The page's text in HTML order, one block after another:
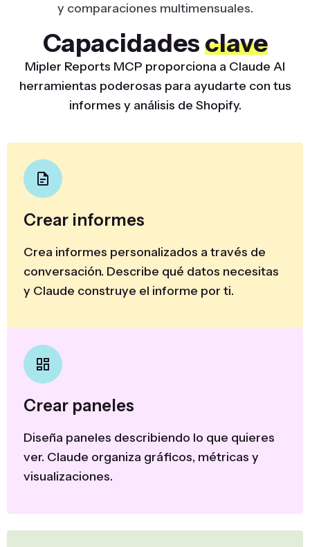
y comparaciones multimensuales.
Capacidadesclave
Mipler Reports MCP proporciona a Claude AI
herramientas poderosas para ayudarte con tus
informes y análisis de Shopify.
Crear informes
Crea informes personalizados a través de
conversación. Describe qué datos necesitas
y Claude construye el informe por ti.
Crear paneles
Diseña paneles describiendo lo que quieres
ver. Claude organiza gráficos, métricas y
visualizaciones.